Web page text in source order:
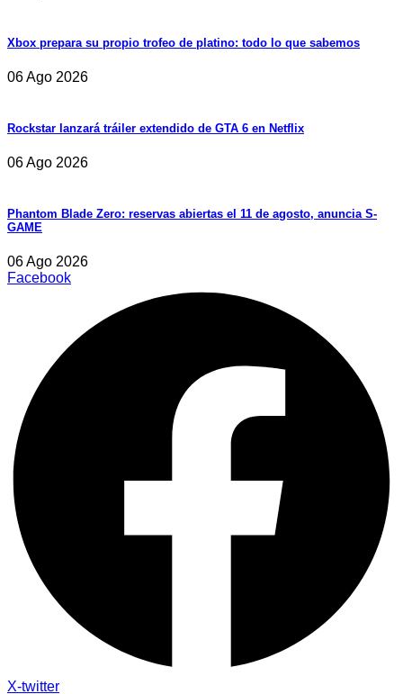
Xbox prepara su propio trofeo de platino: todo lo que sabemos
06 Ago 2026
Rockstar lanzará tráiler extendido de GTA 6 en Netflix
06 Ago 2026
Phantom Blade Zero: reservas abiertas el 11 de agosto, anuncia S-
GAME
06 Ago 2026
Facebook
X-twitter